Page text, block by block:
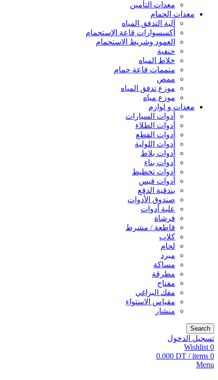
معدات التأمين
معدات الحمام
آلية التدفق المياه
أكسسوارات قاعة الإستحمام
العمود وشريط الاستحمام
حنفية
خلاط المياه
متممات قاعة حمام
ممص
موزع تدفق المياه
موزع مياه
معدات و لوازم
أدوات السيارات
أدوات الطلاء
أدوات القطع
أدوات اللولبة
أدوات بلاط
أدوات بناء
أدوات تخطيط
أدوات قيس
بندقية الدفع
صندوق الأدوات
علبة أدوات
فرشاة
قاطعة / مشرط
كلاب
لحام
مبرد
مساكة
مطرقة
مفتاح
مفك البراغي
مقياس الاستواء
منشار
Search
تسجيل الدخول
0
Wishlist
0
items
/
0.000 DT
Menu